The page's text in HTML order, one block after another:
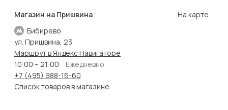
Магазин на Пришвина
Бибирево
На карте
ул. Пришвина, 23
Маршрут в Яндекс Навигаторе
10:00 – 21:00
Ежедневно
+7 (495) 988-16-60
Список товаров в магазине